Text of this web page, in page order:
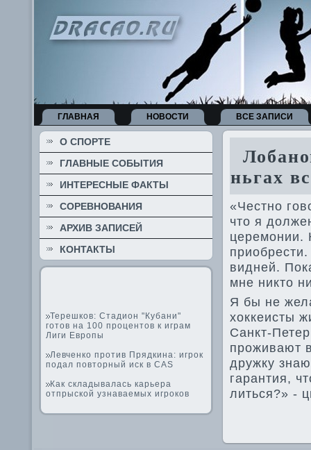
ГЛАВНАЯ НОВОСТИ ВСЕ ЗАПИСИ
О СПОРТЕ
ГЛАВНЫЕ СОБЫТИЯ
ИНТЕРЕСНЫЕ ФАКТЫ
СОРЕВНОВАНИЯ
АРХИВ ЗАПИСЕЙ
КОНТАКТЫ
Терешков: Стадион "Кубани"
готов на 100 процентов к играм
Лиги Европы
Левченко против Прядкина: игрок
подал повторный иск в САS
Как складывалась карьера
отпрыской узнаваемых игроков
ньгах
«Честно
что я
церемонии.
видней.
мне никто
Я бы не
хоккеисты
Санкт-
проживают
дружку
гарантия,
литься?» -